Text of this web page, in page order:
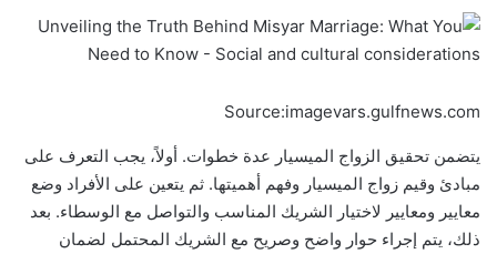
Source:imagevars.gulfnews.com
يتضمن تحقيق الزواج الميسيار عدة خطوات. أولاً، يجب التعرف على
مبادئ وقيم زواج الميسيار وفهم أهميتها. ثم يتعين على الأفراد وضع
معايير ومعايير لاختيار الشريك المناسب والتواصل مع الوسطاء. بعد
ذلك، يتم إجراء حوار واضح وصريح مع الشريك المحتمل لضمان